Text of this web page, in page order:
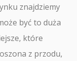
znajdziemy
być to duża
które
z przodu,